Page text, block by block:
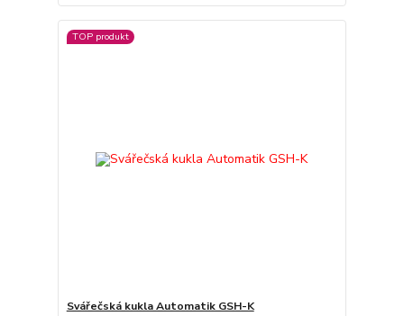
TOP produkt
Svářečská kukla Automatik GSH-K